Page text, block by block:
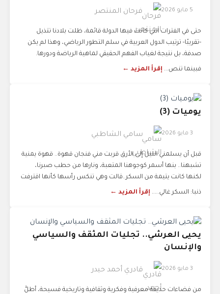
5 مايو 2026 فرحان المنتصر
حتى في الفترات التي كانت فيها الدولة قائمة، ظلت بلادنا تتذيل
-تقريبًا- ترتيب الدول العربية في سلم التطور الرياضي، وهذا لم يكن
صدفة، بل نتيجة لغياب الفهم الحقيقي لماهية الرياضة ودورها.
فبينما تنص... إقرأ المزيد ←
يوميات (3)
3 مايو 2026 سامي الشاطبي
قبل أن يسلمني الليل إلى الأرق قربت مني فنجان قهوة.. قهوة يمنية
تشبهنا.. بنها أسمر كوجوهنا المتعبة، ونارها من حطب صبرنا،
لكنها كانت يتيمة من السكر..قالت وهي تنكس رأسها كأنها اقترفت
ذنبا: السكر غالي..... إقرأ المزيد ←
يحيى العرشي.. تجليات المثقف والسياسي
والإنسان
3 مايو 2026 قادري أحمد حيدر
من فضاءات حديقة معرفية وفكرية وثقافية وتاريخية فسيحة، أطلَّ